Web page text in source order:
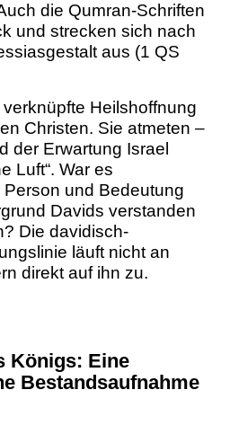
die Qumran-Schriften
und strecken sich nach
aus (1 QS
Heilshoffnung
Christen. Sie atmeten –
der Erwartung Israel
Luft“. War es
und Bedeutung
Davids verstanden
Die davidisch-
läuft nicht an
direkt auf ihn zu.
Königs: Eine
Bestandsaufnahme